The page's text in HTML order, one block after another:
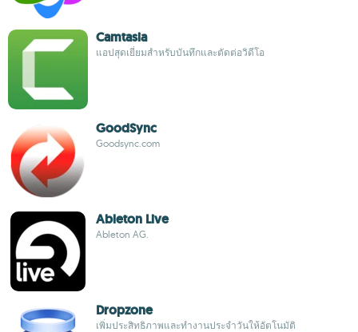
Camtasia
แอปสุดเยี่ยมสำหรับบันทึกและตัดต่อวิดีโอ
GoodSync
Goodsync.com
Ableton Live
Ableton AG.
Dropzone
เพิ่มประสิทธิภาพและทำงานประจำวันให้อัตโนมัติ